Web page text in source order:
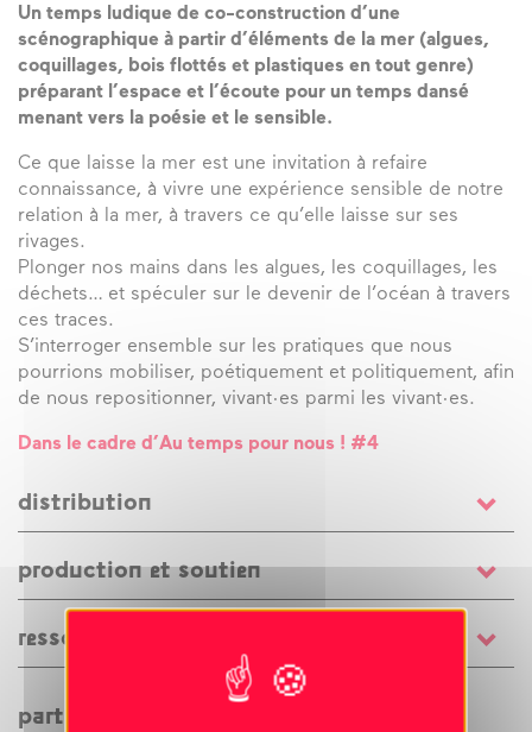
Un temps ludique de co-construction d’une
scénographique à partir d’éléments de la mer (algues,
coquillages, bois flottés et plastiques en tout genre)
préparant l’espace et l’écoute pour un temps dansé
menant vers la poésie et le sensible.
Ce que laisse la mer est une invitation à refaire
connaissance, à vivre une expérience sensible de notre
relation à la mer, à travers ce qu’elle laisse sur ses
rivages.
Plonger nos mains dans les algues, les coquillages, les
déchets… et spéculer sur le devenir de l’océan à travers
ces traces.
S’interroger ensemble sur les pratiques que nous
pourrions mobiliser, poétiquement et politiquement, afin
de nous repositionner, vivant·es parmi les vivant·es.
Dans le cadre d’Au temps pour nous ! #4
distribution
scène, interprète) en co-création avec
(chorégraphe et danseuse) etJoanne
Clavel
(chercheuse au CNRS en Humanités écologiques)
Julie Nioche
/ création costumes
Rizza
Paul Gaudissard
production et soutien
production: La Turbine
co-production
: A.I.M.E./Julie Nioche, Muséum de la
métropole de Nantes, Le Carré – Scène nationale de
avec le soutien de
ressources à télécharger
partager cet évènement